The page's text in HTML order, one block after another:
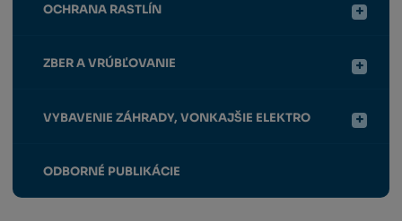
OCHRANA RASTLÍN
ZBER A VRÚBĽOVANIE
VYBAVENIE ZÁHRADY, VONKAJŠIE ELEKTRO
ODBORNÉ PUBLIKÁCIE